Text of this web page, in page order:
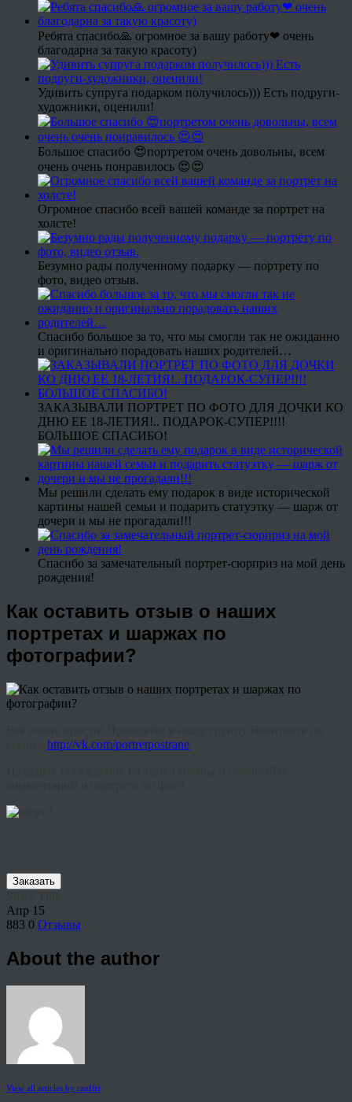
Ребята спасибо🙏 огромное за вашу работу❤ очень
благодарна за такую красоту)
Удивить супруга подарком получилось))) Есть подруги-
художники, оценили!
Большое спасибо 😍портретом очень довольны, всем
очень очень понравилось 😍😍
Огромное спасибо всей вашей команде за портрет на
холсте!
Безумно рады полученному подарку — портрету по
фото, видео отзыв.
Спасибо большое за то, что мы смогли так не ожиданно
и оригинально порадовать наших родителей…
ЗАКАЗЫВАЛИ ПОРТРЕТ ПО ФОТО ДЛЯ ДОЧКИ КО
ДНЮ ЕЕ 18-ЛЕТИЯ!.. ПОДАРОК-СУПЕР!!!!
БОЛЬШОЕ СПАСИБО!
Мы решили сделать ему подарок в виде исторической
картины нашей семьи и подарить статуэтку — шарж от
дочери и мы не прогадали!!!
Спасибо за замечательный портрет-сюрприз на мой день
рождения!
Как оставить отзыв о наших
портретах и шаржах по
фотографии?
http://vk.com/portretpostrane
Заказать
Апр 15
883 0 Отзывы
About the author
View all articles by rauffri